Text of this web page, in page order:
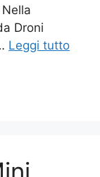
Droni
Leggi tutto